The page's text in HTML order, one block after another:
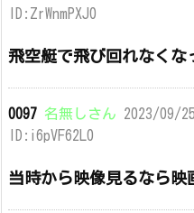
ID:ZrWnmPXJ0
飛空艇で飛び回れなくな
0097 名無しさん 2023/09/
ID:i6pVF62L0
当時から映像見るなら映